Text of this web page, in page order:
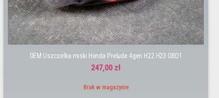
OEM Uszczelka miski Honda Prelude 4gen H22 H23 OBD1
247,00 zł
Brak w magazynie